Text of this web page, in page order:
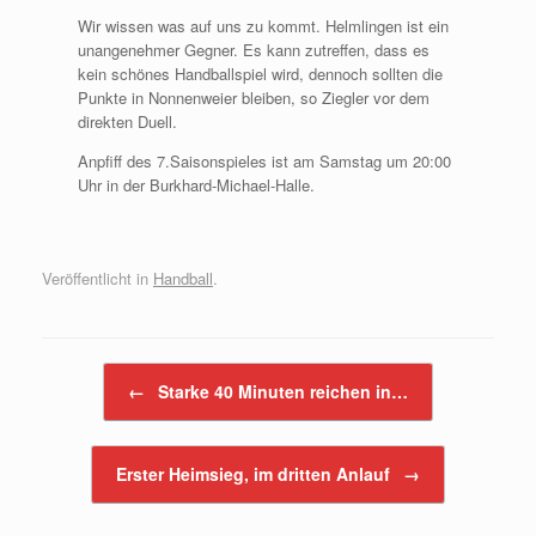
Wir wissen was auf uns zu kommt. Helmlingen ist ein
unangenehmer Gegner. Es kann zutreffen, dass es
kein schönes Handballspiel wird, dennoch sollten die
Punkte in Nonnenweier bleiben, so Ziegler vor dem
direkten Duell.
Anpfiff des 7.Saisonspieles ist am Samstag um 20:00
Uhr in der Burkhard-Michael-Halle.
Veröffentlicht in Handball.
← Starke 40 Minuten reichen in…
Erster Heimsieg, im dritten Anlauf →